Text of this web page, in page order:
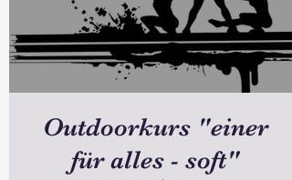
Outdoorkurs "einer
für alles - soft"